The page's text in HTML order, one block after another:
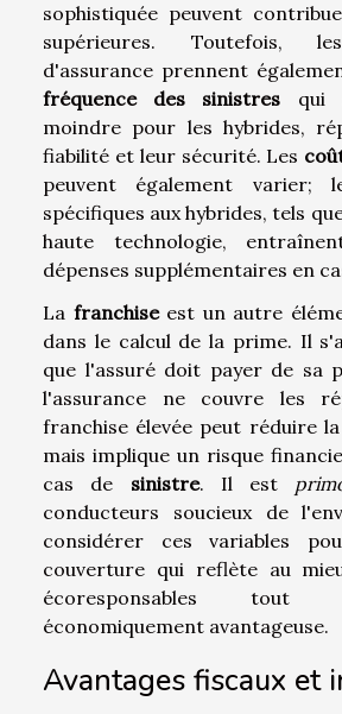
sophistiquée peuvent
supérieures. Toutefois,
d'assurance prennent
fréquence des sinistres qui
moindre pour les hybrides,
fiabilité et leur sécurité. Les
peuvent également varier;
spécifiques aux hybrides, tels
haute technologie,
dépenses supplémentaires en
La franchiseest un autre
dans le calcul de la prime. Il
que l'assuré doit payer de sa
l'assurance ne couvre les
franchise élevée peut réduire
mais implique un risque
cas de sinistre. Il est
conducteurs soucieux de
considérer ces variables
couverture qui reflète au
écoresponsables
économiquement avantageuse.
Avantages fiscaux et